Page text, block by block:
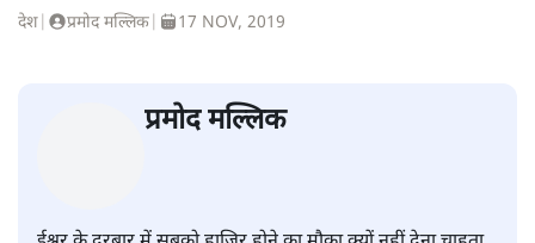
देश प्रमोद मल्लिक 17 NOV, 2019